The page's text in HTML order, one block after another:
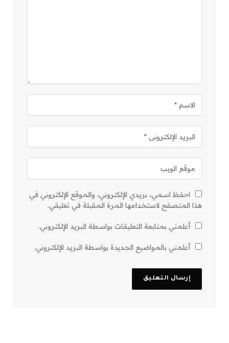
احفظ اسمي، بريدي الإلكتروني، والموقع الإلكتروني في
هذا المتصفح لاستخدامها المرة المقبلة في تعليقي.
أعلمني بمتابعة التعليقات بواسطة البريد الإلكتروني.
أعلمني بالمواضيع الجديدة بواسطة البريد الإلكتروني.